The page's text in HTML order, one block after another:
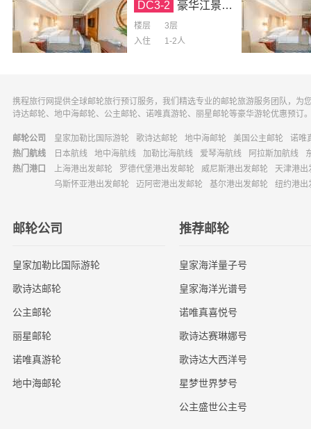
DC3-2 豪华江景房-3层（双人房）
楼层
3层
入住
1-2人
携程旅行网提供全球邮轮旅行预订服务，我们精选专业的邮轮旅游服务团队，
诗达邮轮、地中海邮轮、公主邮轮、诺唯真游轮、丽星邮轮等豪华游轮优惠预订
邮轮公司 皇家加勒比国际游轮 歌诗达邮轮 地中海邮轮 美国公主邮轮
诺唯
热门航线
日本航线 地中海航线 加勒比海航线 爱琴海航线 阿拉斯加航线
热门港口
上海港出发邮轮 罗德代堡港出发邮轮 威尼斯港出发邮轮
天津港出
乌斯怀亚港出发邮轮
迈阿密港出发邮轮 基尔港出发邮轮 纽约港出
邮轮公司
皇家加勒比国际游轮
歌诗达邮轮
公主邮轮
丽星邮轮
诺唯真游轮
地中海邮轮
推荐邮轮
皇家海洋量子号
皇家海洋光谱号
诺唯真喜悦号
歌诗达赛琳娜号
歌诗达大西洋号
星梦世界梦号
公主盛世公主号